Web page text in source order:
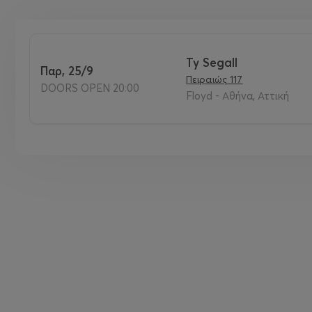
Παρ, 25/9
DOORS OPEN 20:00
Ty Segall
Πειραιώς 117
Floyd - Αθήνα, Αττική